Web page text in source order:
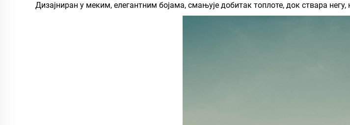
Дизајниран у меким, елегантним бојама, смањује добитак топлоте, док ствара